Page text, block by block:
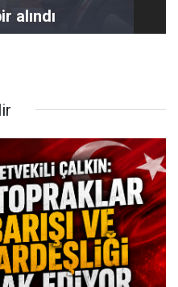
alındı